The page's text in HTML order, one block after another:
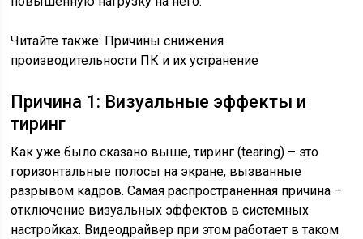
Читайте также: Причины снижения
производительности ПК и их устранение
Причина 1: Визуальные эффекты и
тиринг
Как уже было сказано выше, тиринг (tearing) – это
горизонтальные полосы на экране, вызванные
разрывом кадров. Самая распространенная причина –
отключение визуальных эффектов в системных
настройках. Видеодрайвер при этом работает в таком